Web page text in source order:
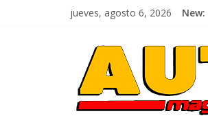
jueves, agosto 6, 2026 New: